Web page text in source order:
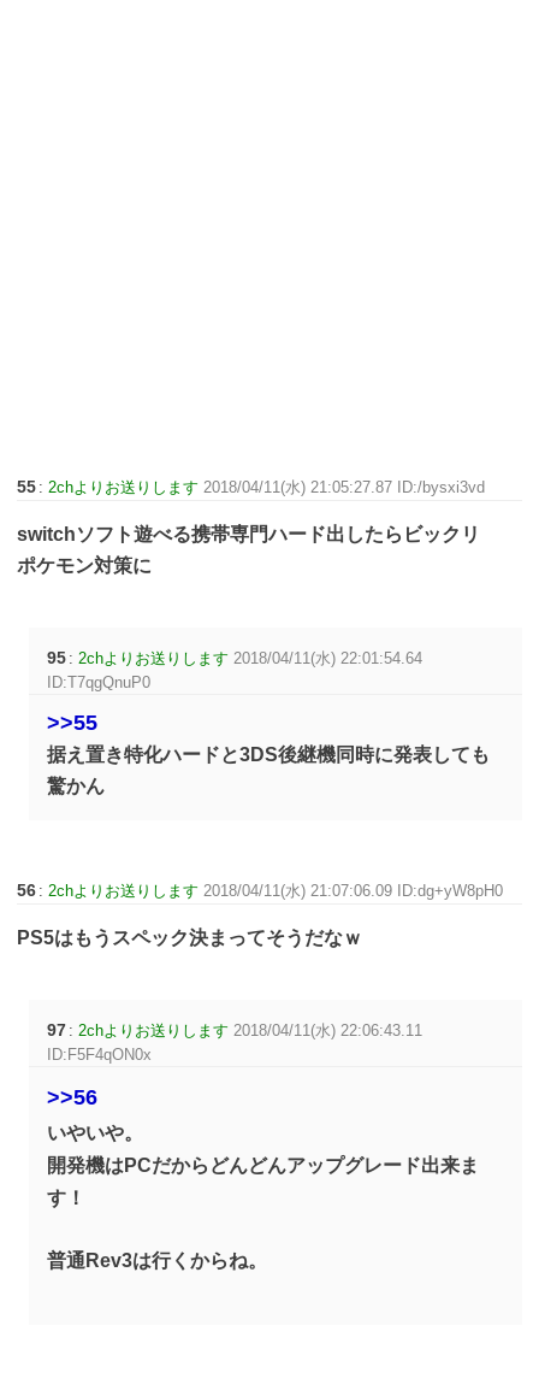
55 : 2chよりお送りします 2018/04/11(水) 21:05:27.87 ID:/bysxi3vd
switchソフト遊べる携帯専門ハード出したらビックリ
ポケモン対策に
95 : 2chよりお送りします 2018/04/11(水) 22:01:54.64
ID:T7qgQnuP0
>>55
据え置き特化ハードと3DS後継機同時に発表しても
驚かん
56 : 2chよりお送りします 2018/04/11(水) 21:07:06.09 ID:dg+yW8pH0
PS5はもうスペック決まってそうだなｗ
97 : 2chよりお送りします 2018/04/11(水) 22:06:43.11
ID:F5F4qON0x
>>56
いやいや。
開発機はPCだからどんどんアップグレード出来ま
す！
普通Rev3は行くからね。